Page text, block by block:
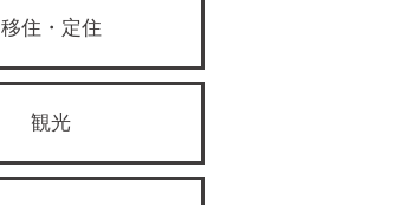
移住・定住
観光